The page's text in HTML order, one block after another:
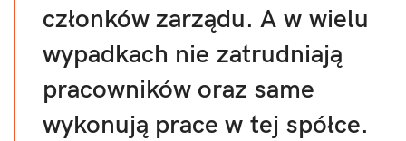
członków zarządu. A w wielu
wypadkach nie zatrudniają
pracowników oraz same
wykonują prace w tej spółce.